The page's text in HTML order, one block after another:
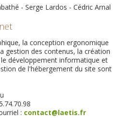
- Serge Lardos - Cédric Arnal
la conception ergonomique
gestion des contenus, la création
développement informatique et
de l'hébergement du site sont
: contact@laetis.fr